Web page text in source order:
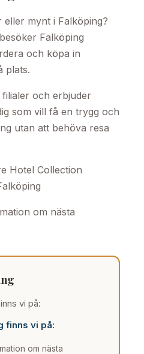
eller mynt i Falköping?
Falköping
och köpa in
plats.
och erbjuder
som vill få en trygg och
utan att behöva resa
Hotel Collection
om nästa
vi på:
finns vi på:
om nästa